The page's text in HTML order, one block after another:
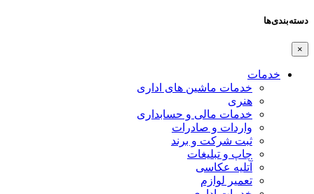
دسته‌بندی‌ها
×
خدمات
خدمات ماشین های اداری
هنری
خدمات مالی و حسابداری
واردات و صادرات
ثبت شرکت و برند
چاپ و تبلیغات
آتلیه عکاسی
تعمیر لوازم